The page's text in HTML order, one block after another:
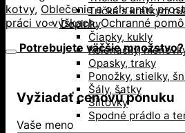
Tričká s krátkym
Doplnky
Čiapky, kukly
Kolenačky,
Opasky, traky
Ponožky, stielky,
Šály, šatky
Šiltovky
Spodné prádlo a
pomôcka
kotvy, Oblečenie a ochranné
práci vo výškach,Ochranné
Potrebujete väčšie množstvo?
Vyžiadať cenovú ponuku
Vaše meno